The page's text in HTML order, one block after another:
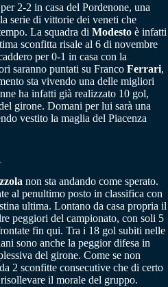
2-2 in casa del Pordenone, una
serie di vittorie dei veneti che
La squadra di Modesto è infatti
sconfitta risale al 6 di novembre
per 0-1 in casa con la
saranno puntati su Franco Ferrari,
sta vivendo una delle migliori
ha infatti già realizzato 10 gol,
girone. Domani per lui sarà una
vestito la maglia del Piacenza
non sta andando come sperato.
al penultimo posto in classifica con
ultima. Lontano da casa propria il
peggiori del campionato, con soli 5
fin qui. Tra i 18 gol subiti nelle
sono anche la peggior difesa in
del girone. Come se non
2 sconfitte consecutive che di certo
il morale del gruppo.